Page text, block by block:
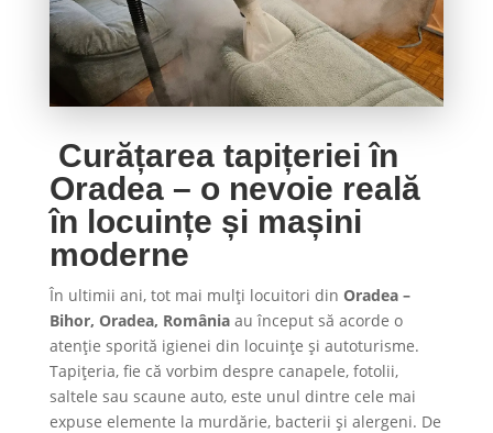
Curățarea tapițeriei în
Oradea – o nevoie reală
în locuințe și mașini
moderne
În ultimii ani, tot mai mulți locuitori din Oradea –
Bihor, Oradea, Româniaau început să acorde o
atenție sporită igienei din locuințe și autoturisme.
Tapițeria, fie că vorbim despre canapele, fotolii,
saltele sau scaune auto, este unul dintre cele mai
expuse elemente la murdărie, bacterii și alergeni. De